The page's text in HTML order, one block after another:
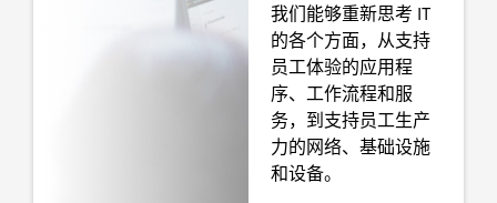
我们能够重新思考 IT
的各个方面，从支持
员工体验的应用程
序、工作流程和服
务，到支持员工生产
力的网络、基础设施
和设备。